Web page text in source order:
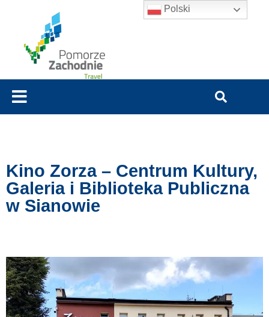
Kino Zorza – Centrum Kultury,
Galeria i Biblioteka Publiczna
w Sianowie
Polski